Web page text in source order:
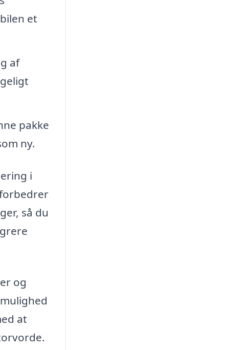
et
af
pakke
ny.
i
så du
og
at